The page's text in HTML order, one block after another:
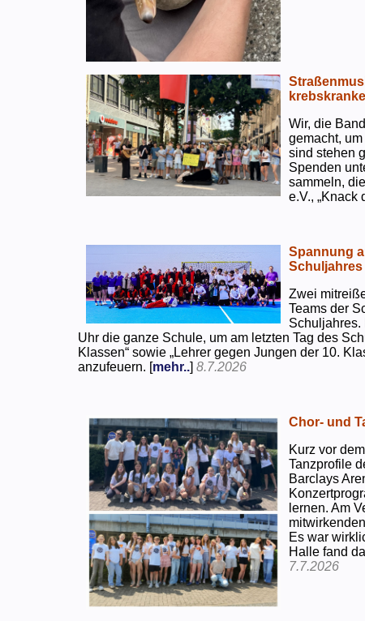
Wir, die
gemacht,
sind stehen
Spenden
sammeln,
e.V., „Knack
Spannung
Schuljahres
Zwei
Teams der
Schuljahres.
Uhr die ganze Schule, um am letzten Tag des
Klassen“ sowie „Lehrer gegen Jungen der 10.
anzufeuern. [mehr..]8.7.2026
Chor- und
Kurz vor
Tanzprofile
Barclays
lernen. Am
Es war
Halle fand
7.7.2026